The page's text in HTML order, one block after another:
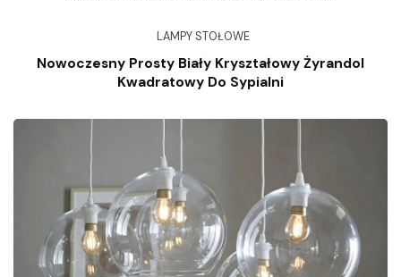
LAMPY STOŁOWE
Nowoczesny Prosty Biały Kryształowy Żyrandol
Kwadratowy Do Sypialni